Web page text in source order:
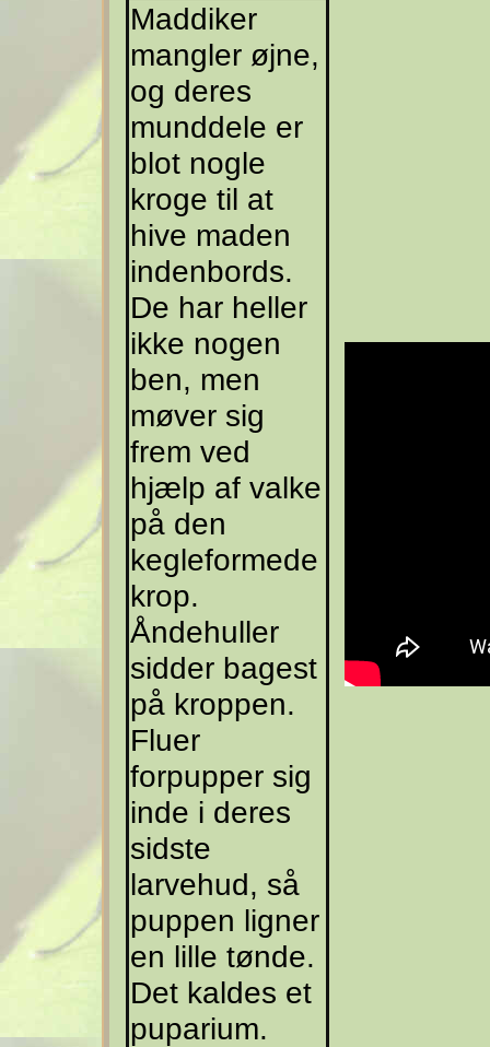
Maddiker
mangler øjne,
og deres
munddele er
blot nogle
kroge til at
hive maden
indenbords.
De har heller
ikke nogen
ben, men
møver sig
frem ved
hjælp af valke
på den
kegleformede
krop.
Åndehuller
sidder bagest
på kroppen.
Fluer
forpupper sig
inde i deres
sidste
larvehud, så
puppen ligner
en lille tønde.
Det kaldes et
puparium.